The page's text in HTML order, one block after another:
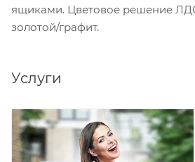
ящиками. Цветовое решение
золотой/графит.
Услуги